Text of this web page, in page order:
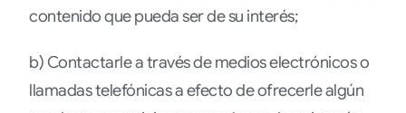
contenido que pueda ser de su interés;
b) Contactarle a través de medios electrónicos o
llamadas telefónicas a efecto de ofrecerle algún